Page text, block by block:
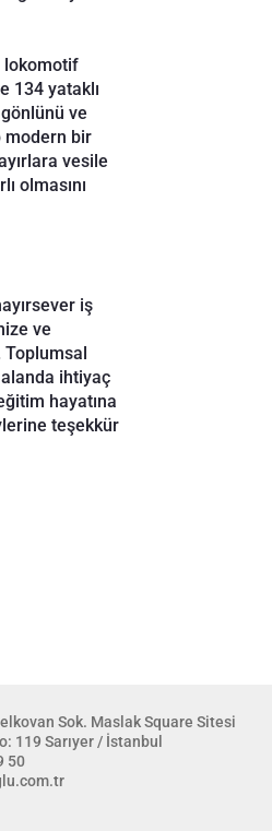
lokomotif
134 yataklı
ve
modern bir
vesile
olmasını
iş
ve
Toplumsal
ihtiyaç
hayatına
teşekkür
Sok. Maslak Square Sitesi
119 Sarıyer / İstanbul
50